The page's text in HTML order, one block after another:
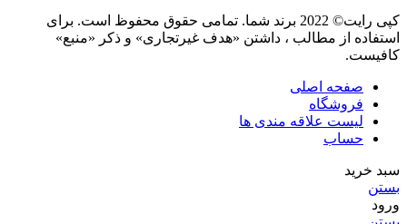
کپی رایت© 2022 برند شما. تمامی حقوق محفوظ است. برای
استفاده از مطالب ، داشتن «هدف غیرتجاری» و ذکر «منبع»
کافیست.
صفحه اصلی
فروشگاه
لیست علاقه مندی ها
حساب
سبد خرید
بستن
ورود